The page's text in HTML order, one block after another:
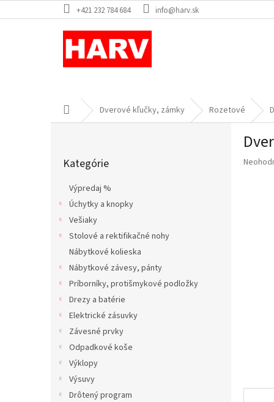
na
+421 232 784 684 info@harv.sk
DomovDverové kľučky, zámky Rozetové
kategórie
Kategórie
Výpredaj %
Úchytky a knopky
Vešiaky
Stolové a rektifikačné nohy
Nábytkové kolieska
Nábytkové závesy, pánty
Príborníky, protišmykové podložky
Drezy a batérie
Elektrické zásuvky
Závesné prvky
Odpadkové koše
Výklopy
Výsuvy
Drôtený program